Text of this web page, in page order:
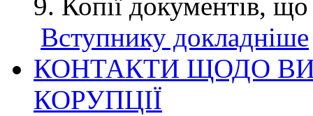
Копії документів,
Вступнику докладніше
КОНТАКТИ ЩОДО
КОРУПЦІЇ